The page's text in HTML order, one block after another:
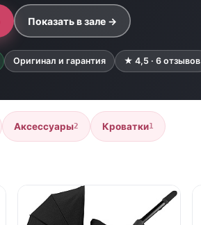
Показать в зале →
Оригинал и гарантия ★ 4,5 · 6 отзывов
Аксессуары2 Кроватки1